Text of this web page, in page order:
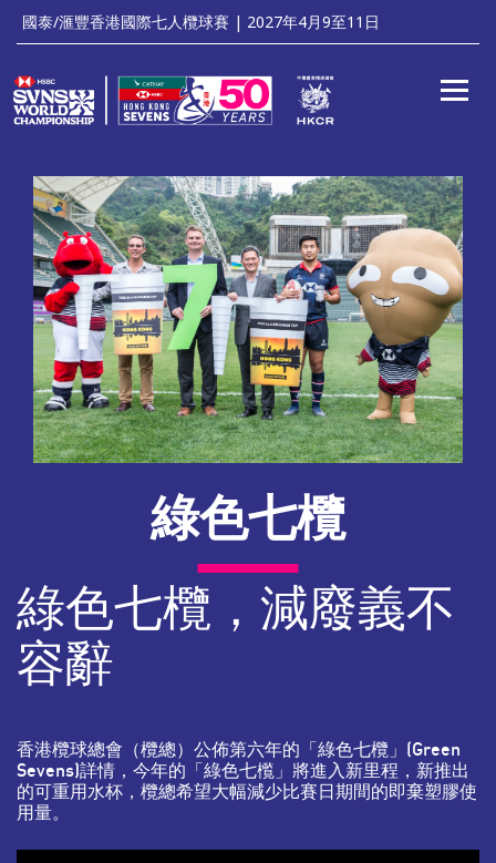
國泰/滙豐香港國際七人欖球賽 | 2027年4月9至11日
綠色七欖
綠色七欖，減廢義不
容辭
香港欖球總會（欖總）公佈第六年的「綠色七欖」(Green
Sevens)詳情，今年的「綠色七㰖」將進入新里程，新推出
的可重用水杯，欖總希望大幅減少比賽日期間的即棄塑膠使
用量。